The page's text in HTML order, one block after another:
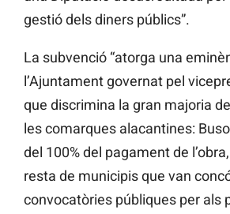
gestió dels diners públics”.
La subvenció “atorga una
l’Ajuntament governat pel
que discrimina la gran majoria
les comarques alacantines:
del 100% del pagament de
resta de municipis que van
convocatòries públiques per als